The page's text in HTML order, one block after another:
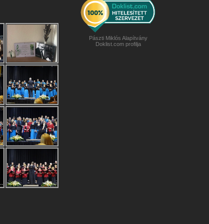
Pászti Miklós Alapítvány
Doklist.com profilja